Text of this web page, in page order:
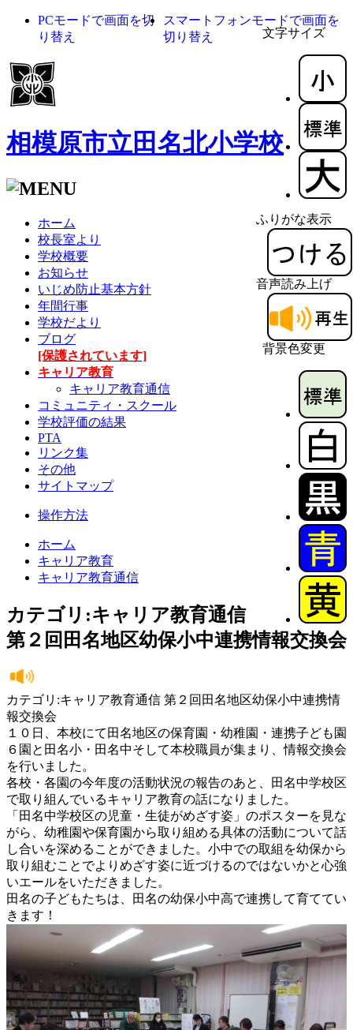
文字サイズ
ふりがな表示
音声読み上げ
背景色変更
PCモードで画面を切
り替え
スマートフォンモードで画面を
切り替え
相模原市立田名北小学校
ホーム
校長室より
学校概要
お知らせ
いじめ防止基本方針
年間行事
学校だより
ブログ
[保護されています]
キャリア教育
キャリア教育通信
コミュニティ・スクール
学校評価の結果
PTA
リンク集
その他
サイトマップ
操作方法
ホーム
キャリア教育
キャリア教育通信
カテゴリ:キャリア教育通信
第２回田名地区幼保小中連携情報交換会
カテゴリ:キャリア教育通信 第２回田名地区幼保小中連携情
報交換会
１０日、本校にて田名地区の保育園・幼稚園・連携子ども園
６園と田名小・田名中そして本校職員が集まり、情報交換会
を行いました。
各校・各園の今年度の活動状況の報告のあと、田名中学校区
で取り組んでいるキャリア教育の話になりました。
「田名中学校区の児童・生徒がめざす姿」のポスターを見な
がら、幼稚園や保育園から取り組める具体の活動について話
し合いを深めることができました。小中での取組を幼保から
取り組むことでよりめざす姿に近づけるのではないかと心強
いエールをいただきました。
田名の子どもたちは、田名の幼保小中高で連携して育ててい
きます！